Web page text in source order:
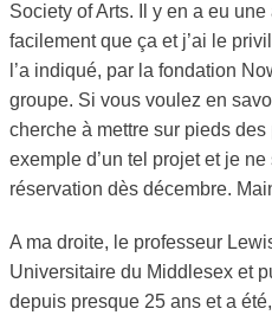
Society of Arts. Il y en a eu
facilement que ça et j’ai le
l’a indiqué, par la fondation
groupe. Si vous voulez en
cherche à mettre sur pieds
exemple d’un tel projet et je
réservation dès décembre.
A ma droite, le professeur
Universitaire du Middlesex et
depuis presque 25 ans et a